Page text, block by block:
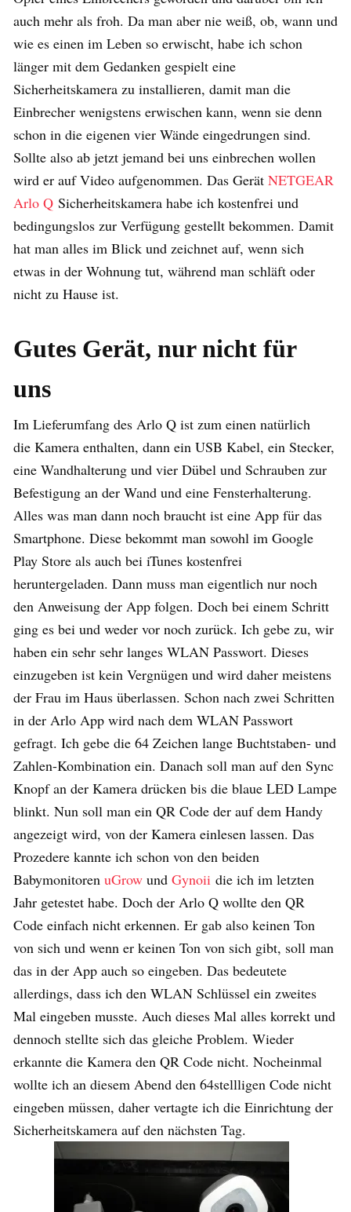
auch mehr als froh. Da man aber nie weiß, ob, wann und
wie es einen im Leben so erwischt, habe ich schon
länger mit dem Gedanken gespielt eine
Sicherheitskamera zu installieren, damit man die
Einbrecher wenigstens erwischen kann, wenn sie denn
schon in die eigenen vier Wände eingedrungen sind.
Sollte also ab jetzt jemand bei uns einbrechen wollen
wird er auf Video aufgenommen. Das Gerät NETGEAR
Arlo Q Sicherheitskamera habe ich kostenfrei und
bedingungslos zur Verfügung gestellt bekommen. Damit
hat man alles im Blick und zeichnet auf, wenn sich
etwas in der Wohnung tut, während man schläft oder
nicht zu Hause ist.
Gutes Gerät, nur nicht für
uns
Im Lieferumfang des Arlo Q ist zum einen natürlich
die Kamera enthalten, dann ein USB Kabel, ein Stecker,
eine Wandhalterung und vier Dübel und Schrauben zur
Befestigung an der Wand und eine Fensterhalterung.
Alles was man dann noch braucht ist eine App für das
Smartphone. Diese bekommt man sowohl im Google
Play Store als auch bei iTunes kostenfrei
heruntergeladen. Dann muss man eigentlich nur noch
den Anweisung der App folgen. Doch bei einem Schritt
ging es bei und weder vor noch zurück. Ich gebe zu, wir
haben ein sehr sehr langes WLAN Passwort. Dieses
einzugeben ist kein Vergnügen und wird daher meistens
der Frau im Haus überlassen. Schon nach zwei Schritten
in der Arlo App wird nach dem WLAN Passwort
gefragt. Ich gebe die 64 Zeichen lange Buchtstaben- und
Zahlen-Kombination ein. Danach soll man auf den Sync
Knopf an der Kamera drücken bis die blaue LED Lampe
blinkt. Nun soll man ein QR Code der auf dem Handy
angezeigt wird, von der Kamera einlesen lassen. Das
Prozedere kannte ich schon von den beiden
Babymonitoren uGrow und Gynoii die ich im letzten
Jahr getestet habe. Doch der Arlo Q wollte den QR
Code einfach nicht erkennen. Er gab also keinen Ton
von sich und wenn er keinen Ton von sich gibt, soll man
das in der App auch so eingeben. Das bedeutete
allerdings, dass ich den WLAN Schlüssel ein zweites
Mal eingeben musste. Auch dieses Mal alles korrekt und
dennoch stellte sich das gleiche Problem. Wieder
erkannte die Kamera den QR Code nicht. Nocheinmal
wollte ich an diesem Abend den 64stellligen Code nicht
eingeben müssen, daher vertagte ich die Einrichtung der
Sicherheitskamera auf den nächsten Tag.